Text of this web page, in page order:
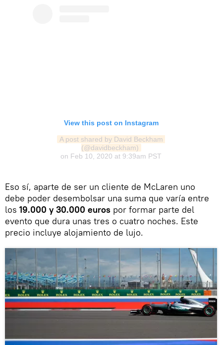
View this post on Instagram
A post shared by David Beckham
(@davidbeckham)
on Feb 10, 2020 at 9:39am PST
Eso sí, aparte de ser un cliente de McLaren uno
debe poder desembolsar una suma que varía entre
los 19.000 y 30.000 euros por formar parte del
evento que dura unas tres o cuatro noches. Este
precio incluye alojamiento de lujo.